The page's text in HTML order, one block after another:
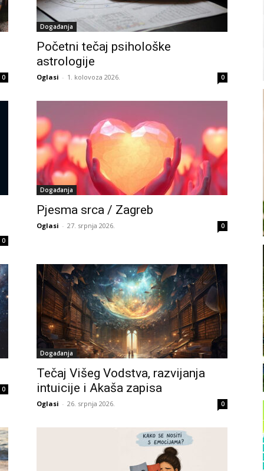
0
Događanja
Početni tečaj psihološke
astrologije
Oglasi - 1. kolovoza 2026. 0
0
Događanja
Pjesma srca / Zagreb
Oglasi - 27. srpnja 2026. 0
0
Događanja
Tečaj Višeg Vodstva, razvijanja
intuicije i Akaša zapisa
Oglasi - 26. srpnja 2026. 0